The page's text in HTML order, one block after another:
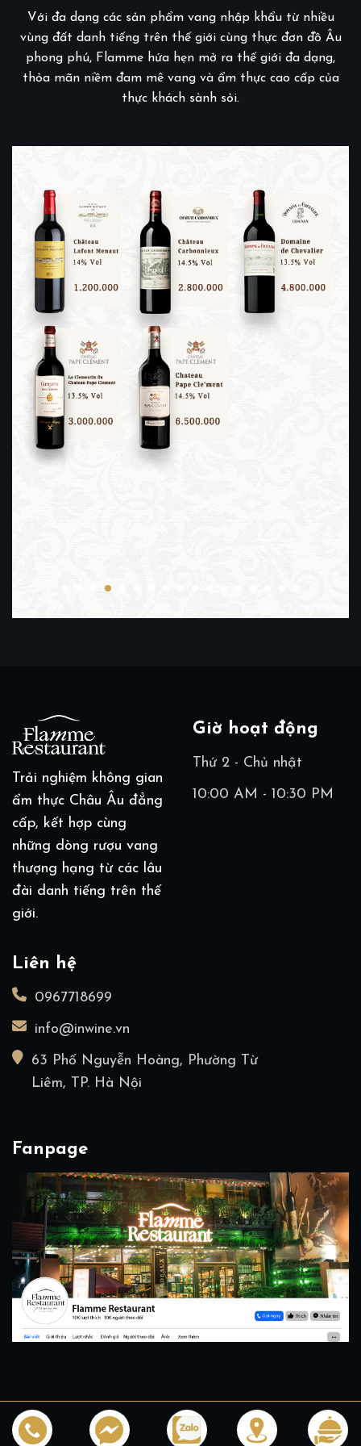
Với đa dạng các sản phẩm vang nhập khẩu từ nhiều
vùng đất danh tiếng trên thế giới cùng thực đơn đồ Âu
phong phú, Flamme hứa hẹn mở ra thế giới đa dạng,
thỏa mãn niềm đam mê vang và ẩm thực cao cấp của
thực khách sành sỏi.
Trải nghiệm không gian
ẩm thực Châu Âu đẳng
cấp, kết hợp cùng
những dòng rượu vang
thượng hạng từ các lâu
đài danh tiếng trên thế
giới.
Giờ hoạt động
Thứ 2 - Chủ nhật
10:00 AM - 10:30 PM
Liên hệ
0967718699
info@inwine.vn
63 Phố Nguyễn Hoàng, Phường Từ
Liêm, TP. Hà Nội
Fanpage
Copyright 2026 © All rights reserved. Design by
InWine -